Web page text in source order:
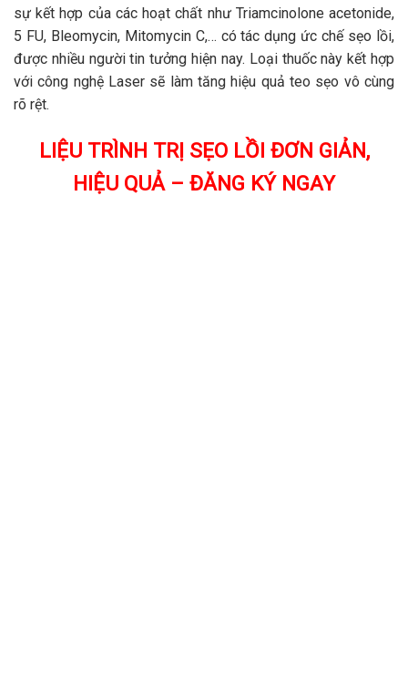
sự kết hợp của các hoạt chất như Triamcinolone acetonide,
5 FU, Bleomycin, Mitomycin C,… có tác dụng ức chế sẹo lồi,
được nhiều người tin tưởng hiện nay. Loại thuốc này kết hợp
với công nghệ Laser sẽ làm tăng hiệu quả teo sẹo vô cùng
rõ rệt.
LIỆU TRÌNH TRỊ SẸO LỒI ĐƠN GIẢN,
HIỆU QUẢ – ĐĂNG KÝ NGAY